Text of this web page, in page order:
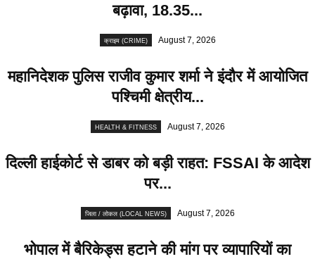
बढ़ावा, 18.35...
क्राइम (CRIME) August 7, 2026
महानिदेशक पुलिस राजीव कुमार शर्मा ने इंदौर में आयोजित
पश्चिमी क्षेत्रीय...
HEALTH & FITNESS August 7, 2026
दिल्ली हाईकोर्ट से डाबर को बड़ी राहत: FSSAI के आदेश
पर...
जिला / लोकल (LOCAL NEWS) August 7, 2026
भोपाल में बैरिकेड्स हटाने की मांग पर व्यापारियों का